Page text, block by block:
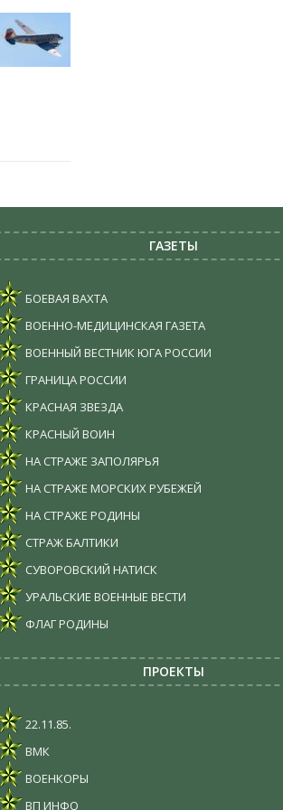
ГАЗЕТЫ
БОЕВАЯ ВАХТА
ВОЕННО-МЕДИЦИНСКАЯ ГАЗЕТА
ВОЕННЫЙ ВЕСТНИК ЮГА РОССИИ
ГРАНИЦА РОССИИ
КРАСНАЯ ЗВЕЗДА
КРАСНЫЙ ВОИН
НА СТРАЖЕ ЗАПОЛЯРЬЯ
НА СТРАЖЕ МОРСКИХ РУБЕЖЕЙ
НА СТРАЖЕ РОДИНЫ
СТРАЖ БАЛТИКИ
СУВОРОВСКИЙ НАТИСК
УРАЛЬСКИЕ ВОЕННЫЕ ВЕСТИ
ФЛАГ РОДИНЫ
ПРОЕКТЫ
22.11.85.
ВМК
ВОЕНКОРЫ
ВП ИНФО